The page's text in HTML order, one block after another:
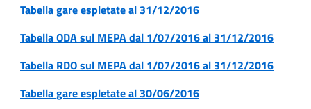
Tabella gare espletate al 31/12/2016
Tabella ODA sul MEPA dal 1/07/2016 al 31/12/2016
Tabella RDO sul MEPA dal 1/07/2016 al 31/12/2016
Tabella gare espletate al 30/06/2016